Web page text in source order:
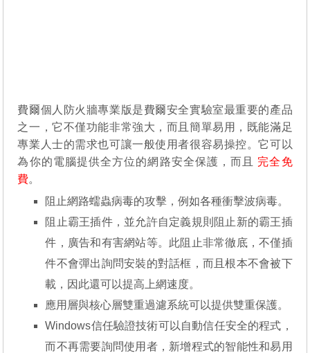
費爾個人防火牆專業版是費爾安全實驗室最重要的產品
之一，它不僅功能非常強大，而且簡單易用，既能滿足
專業人士的需求也可讓一般使用者很容易操控。它可以
為你的電腦提供全方位的網路安全保護，而且 完全免
費。
阻止網路蠕蟲病毒的攻擊，例如各種衝擊波病毒。
阻止霸王插件，並允許自定義規則阻止新的霸王插
件，廣告和有害網站等。此阻止非常徹底，不僅插
件不會彈出詢問安裝的對話框，而且根本不會被下
載，因此還可以提高上網速度。
應用層與核心層雙重過濾系統可以提供雙重保護。
Windows信任驗證技術可以自動信任安全的程式，
而不再需要詢問使用者，新增程式的智能性和易用